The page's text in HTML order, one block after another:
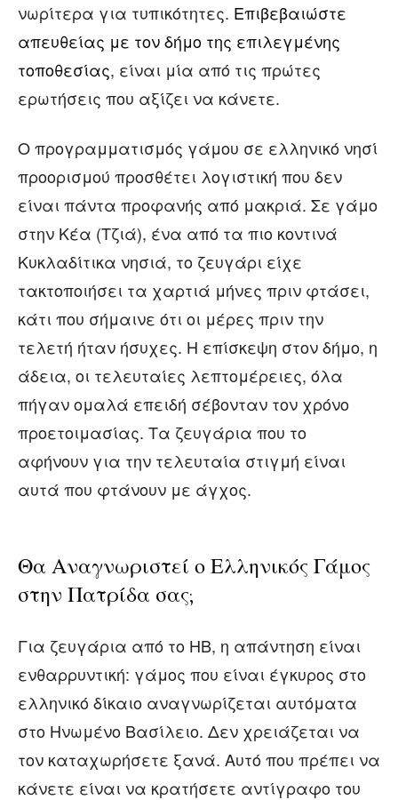
νωρίτερα για τυπικότητες. Επιβεβαιώστε
απευθείας με τον δήμο της επιλεγμένης
τοποθεσίας, είναι μία από τις πρώτες
ερωτήσεις που αξίζει να κάνετε.
Ο προγραμματισμός γάμου σε ελληνικό νησί
προορισμού προσθέτει λογιστική που δεν
είναι πάντα προφανής από μακριά. Σε γάμο
στην Κέα (Τζιά), ένα από τα πιο κοντινά
Κυκλαδίτικα νησιά, το ζευγάρι είχε
τακτοποιήσει τα χαρτιά μήνες πριν φτάσει,
κάτι που σήμαινε ότι οι μέρες πριν την
τελετή ήταν ήσυχες. Η επίσκεψη στον δήμο, η
άδεια, οι τελευταίες λεπτομέρειες, όλα
πήγαν ομαλά επειδή σέβονταν τον χρόνο
προετοιμασίας. Τα ζευγάρια που το
αφήνουν για την τελευταία στιγμή είναι
αυτά που φτάνουν με άγχος.
Θα Αναγνωριστεί ο Ελληνικός Γάμος
στην Πατρίδα σας;
Για ζευγάρια από το ΗΒ, η απάντηση είναι
ενθαρρυντική: γάμος που είναι έγκυρος στο
ελληνικό δίκαιο αναγνωρίζεται αυτόματα
στο Ηνωμένο Βασίλειο. Δεν χρειάζεται να
τον καταχωρήσετε ξανά. Αυτό που πρέπει να
κάνετε είναι να κρατήσετε αντίγραφο του